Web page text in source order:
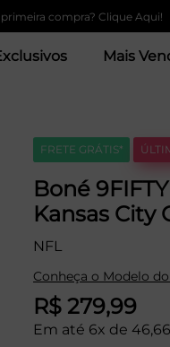
compra? Clique Aqui! |
Mais
FRETE GRÁTIS*
Boné
Kansas City
NFL
Conheça o Modelo
R$ 279,99
Em até 6x de